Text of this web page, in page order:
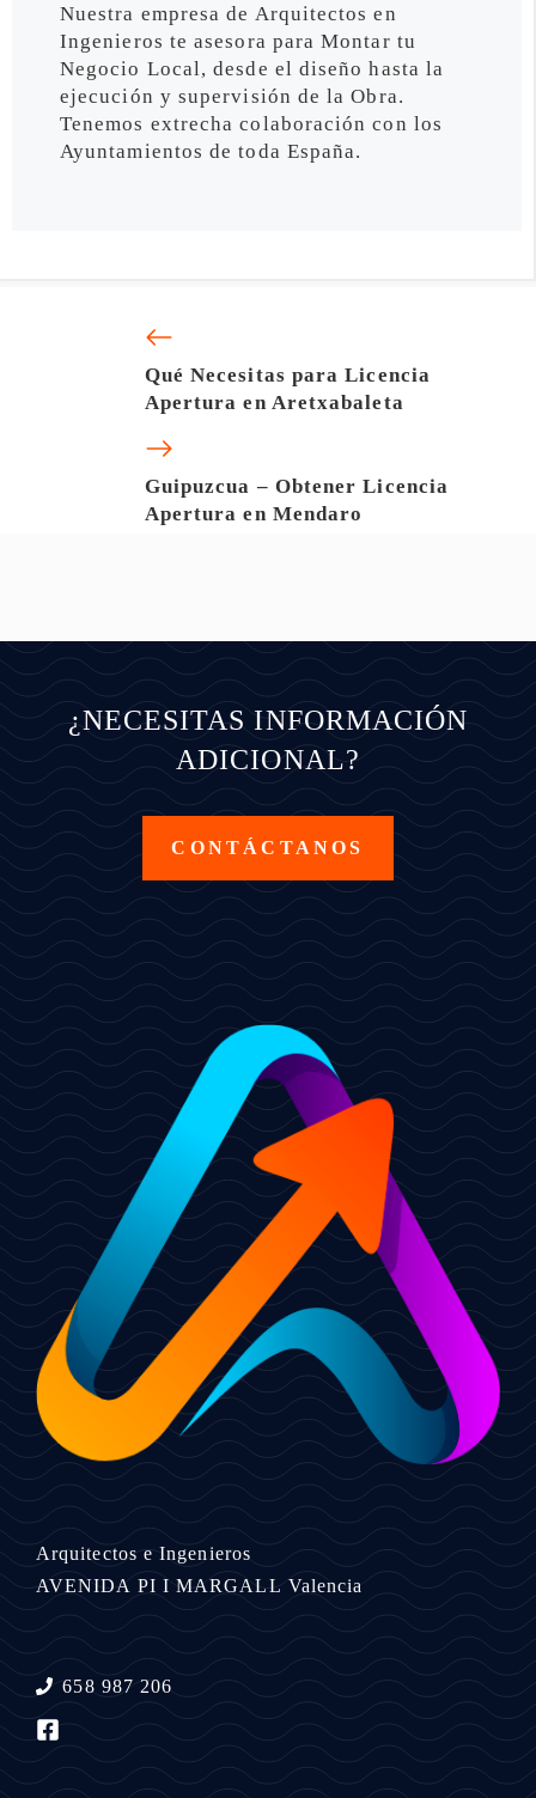
Nuestra empresa de Arquitectos en
Ingenieros te asesora para Montar tu
Negocio Local, desde el diseño hasta la
ejecución y supervisión de la Obra.
Tenemos extrecha colaboración con los
Ayuntamientos de toda España.
Qué Necesitas para Licencia
Apertura en Aretxabaleta
Guipuzcua – Obtener Licencia
Apertura en Mendaro
¿NECESITAS INFORMACIÓN
ADICIONAL?
CONTÁCTANOS
Arquitectos e Ingenieros
AVENIDA PI I MARGALL Valencia
658 987 206